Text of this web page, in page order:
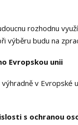
rozhodnu
výběru budu na
Evropskou unii
v Evropské
s ochranou